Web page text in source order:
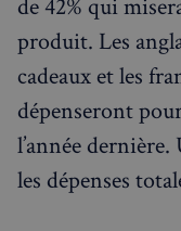
de 42% qui
produit. Les
cadeaux et les
dépenseront
l’année
les dépenses